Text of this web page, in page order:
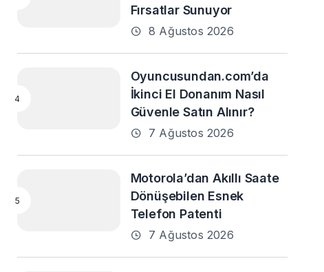
Fırsatlar Sunuyor
8 Ağustos 2026
Oyuncusundan.com’da
İkinci El Donanım Nasıl
Güvenle Satın Alınır?
7 Ağustos 2026
Motorola’dan Akıllı Saate
Dönüşebilen Esnek
Telefon Patenti
7 Ağustos 2026